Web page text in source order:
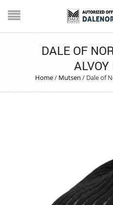
DALE OF
Home/ Mutsen / Dale of